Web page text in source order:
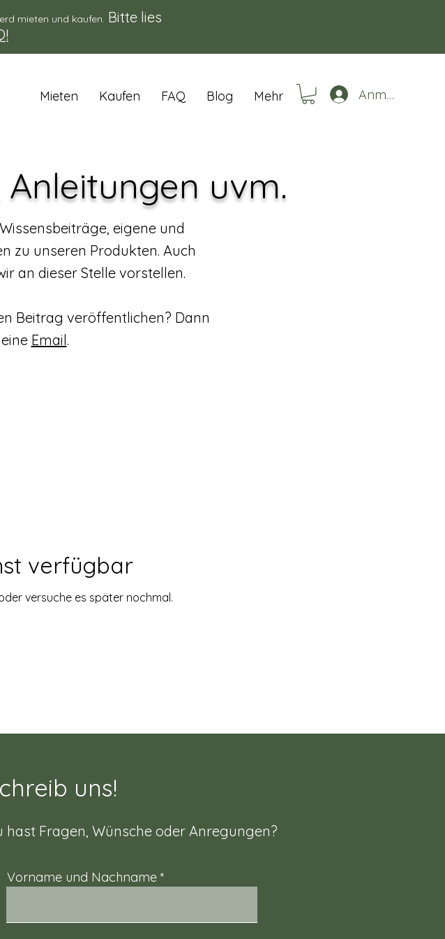
mieten und kaufen. Bitte lies
Mieten Kaufen FAQ Blog Mehr Anmelden
uvm.
eigene und
zu unseren Produkten. Auch
an dieser Stelle vorstellen.
Beitrag veröffentlichen? Dann
Email.
verfügbar
versuche es später nochmal.
uns!
hast Fragen, Wünsche oder Anregungen?
Vorname und Nachname